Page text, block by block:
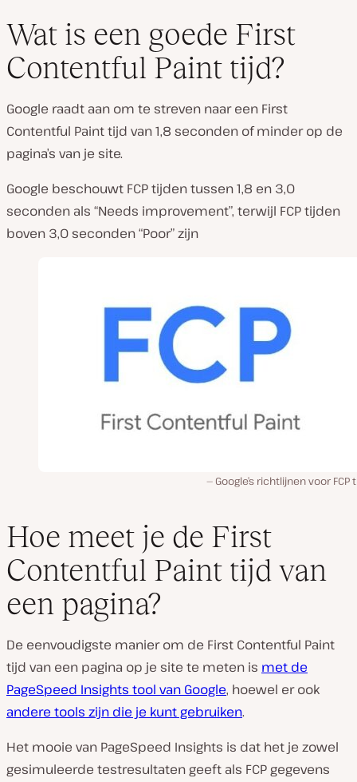
Wat is een goede First
Contentful Paint tijd?
Google raadt aan om te streven naar een First
Contentful Paint tijd van 1,8 seconden of minder op de
pagina’s van je site.
Google beschouwt FCP tijden tussen 1,8 en 3,0
seconden als “Needs improvement”, terwijl FCP tijden
boven 3,0 seconden “Poor” zijn
Google’s richtlijnen voor FCP
Hoe meet je de First
Contentful Paint tijd van
een pagina?
De eenvoudigste manier om de First Contentful Paint
tijd van een pagina op je site te meten is met de
PageSpeed Insights tool van Google, hoewel er ook
andere tools zijn die je kunt gebruiken.
Het mooie van PageSpeed Insights is dat het je zowel
gesimuleerde testresultaten geeft als FCP gegevens